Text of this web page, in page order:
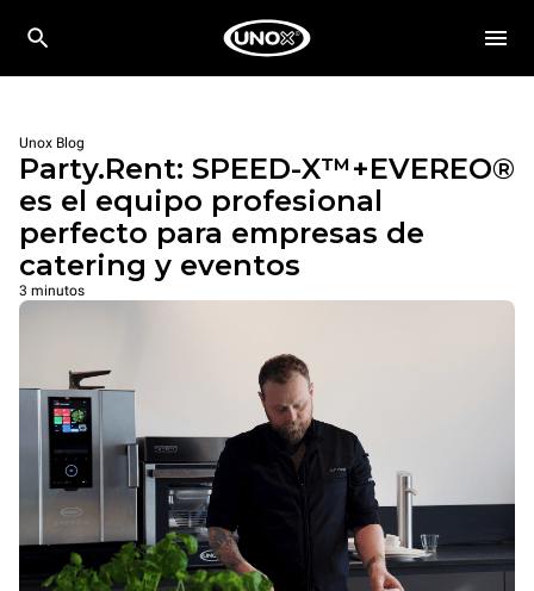
Unox Blog
Party.Rent: SPEED-X™+EVEREO®
es el equipo profesional
perfecto para empresas de
catering y eventos
3 minutos